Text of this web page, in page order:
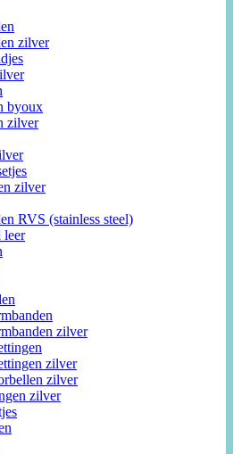
zilver
byoux
zilver
zilver
RVS (stainless steel)
leer
zilver
zilver
zilver
zilver